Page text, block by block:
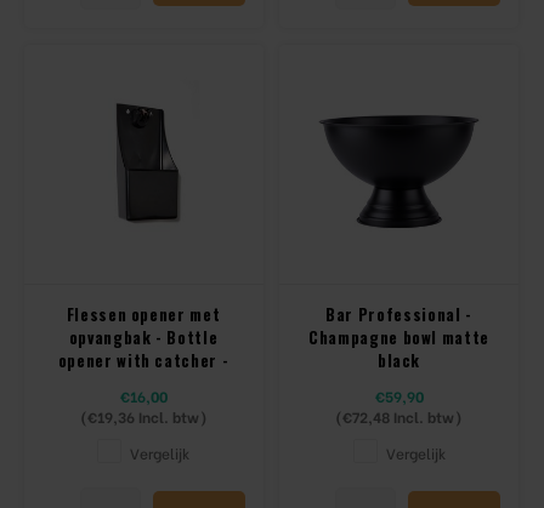
Flessen opener met
opvangbak - Bottle
opener with catcher -
€16,00
(€19,36 Incl. btw)
Vergelijk
Bar Professional -
Champagne bowl matte
black
€59,90
(€72,48 Incl. btw)
Vergelijk